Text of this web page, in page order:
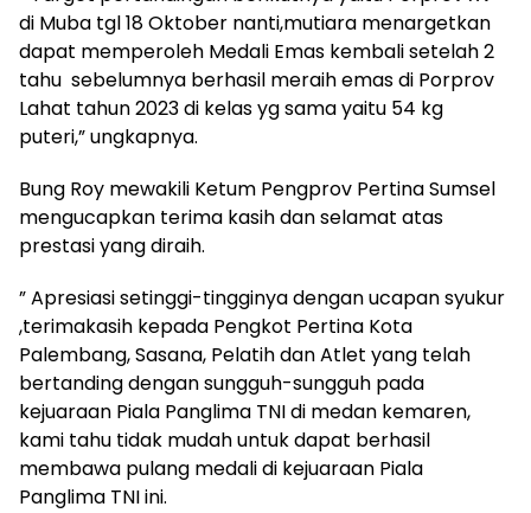
di Muba tgl 18 Oktober nanti,mutiara menargetkan
dapat memperoleh Medali Emas kembali setelah 2
tahu sebelumnya berhasil meraih emas di Porprov
Lahat tahun 2023 di kelas yg sama yaitu 54 kg
puteri,” ungkapnya.
Bung Roy mewakili Ketum Pengprov Pertina Sumsel
mengucapkan terima kasih dan selamat atas
prestasi yang diraih.
” Apresiasi setinggi-tingginya dengan ucapan syukur
,terimakasih kepada Pengkot Pertina Kota
Palembang, Sasana, Pelatih dan Atlet yang telah
bertanding dengan sungguh-sungguh pada
kejuaraan Piala Panglima TNI di medan kemaren,
kami tahu tidak mudah untuk dapat berhasil
membawa pulang medali di kejuaraan Piala
Panglima TNI ini.